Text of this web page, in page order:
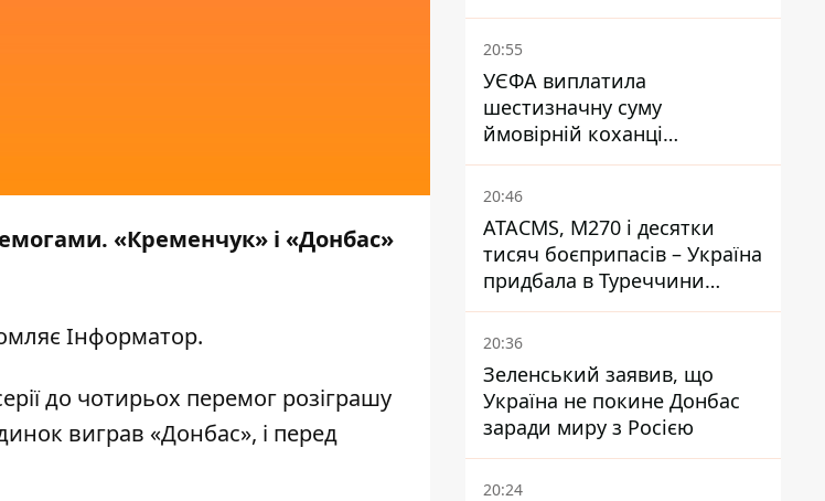
«Кременчук» і «Донбас»
Інформатор.
до чотирьох перемог розіграшу
виграв «Донбас», і перед
20:55
УЄФА виплатила
шестизначну суму
ймовірній коханці
Інфантіно - The Telegraph
20:46
ATACMS, M270 і десятки
тисяч боєприпасів – Україна
придбала в Туреччини
потужний пакет озброєння
20:36
Зеленський заявив, що
Україна не покине Донбас
заради миру з Росією
20:24